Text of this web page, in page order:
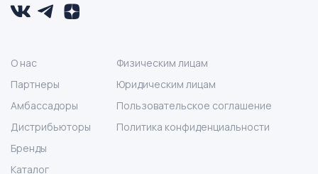
О нас
Партнеры
Амбассадоры
Дистрибьюторы
Бренды
Каталог
Физическим лицам
Юридическим лицам
Пользовательское соглашение
Политика конфиденциальности